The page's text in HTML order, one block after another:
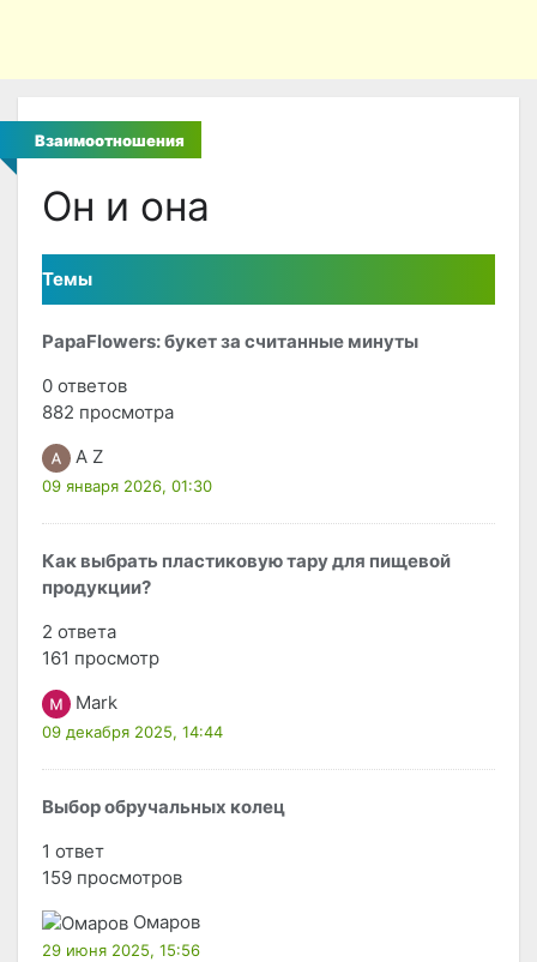
Взаимоотношения
Он и она
Темы
PapaFlowers: букет за считанные минуты
0 ответов
882 просмотра
A Z
09 января 2026, 01:30
Как выбрать пластиковую тару для пищевой
продукции?
2 ответа
161 просмотр
Mark
09 декабря 2025, 14:44
Выбор обручальных колец
1 ответ
159 просмотров
Омаров
29 июня 2025, 15:56